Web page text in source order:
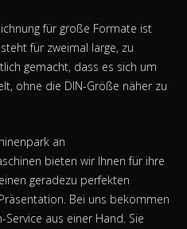
für große Formate ist
für zweimal large, zu
gemacht, dass es sich um
ohne die DIN-Größe näher zu
an
bieten wir Ihnen für ihre
geradezu perfekten
Bei uns bekommen
aus einer Hand. Sie